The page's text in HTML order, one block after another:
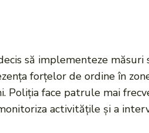
să implementeze
forțelor de ordine în
face patrule mai
activitățile și a